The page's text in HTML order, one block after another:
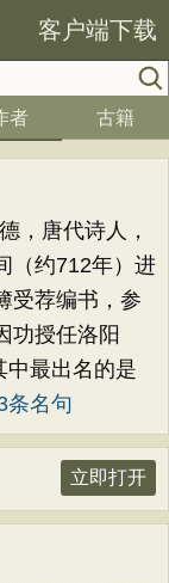
客户端下载
者 古籍
，唐代诗人，
（约712年）进
受荐编书，参
功授任洛阳
中最出名的是
名句
立即打开